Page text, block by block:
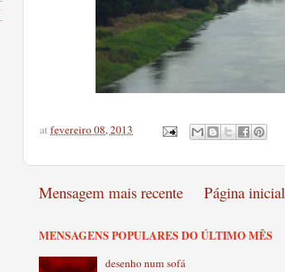
atfevereiro 08, 2013
Mensagem mais recente Página inicial
MENSAGENS POPULARES DO ÚLTIMO MÊS
desenho num sofá